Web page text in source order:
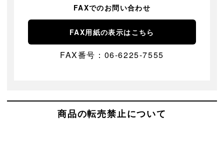
FAXでのお問い合わせ
FAX用紙の表示はこちら
FAX番号：06-6225-7555
商品の転売禁止について